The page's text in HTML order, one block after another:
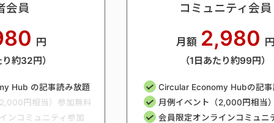
会員
円
り約32円）
Hub の記事読み放題
円相当）参加無料
ンコミュニティ参加
コミュニティ会員
月額 2,980 円
（1日あたり約99円）
Circular Economy Hubの記事
月例イベント（2,000円相当
会員限定オンラインコミュニ